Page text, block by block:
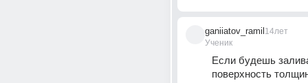
ganiiatov_ramil
Ученик
14лет
Если будешь
поверхность